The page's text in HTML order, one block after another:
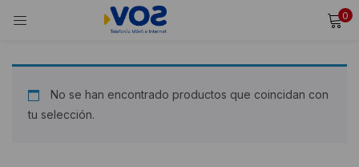
0
INICIAR SESIÓN
No se han encontrado productos que coincidan con
tu selección.